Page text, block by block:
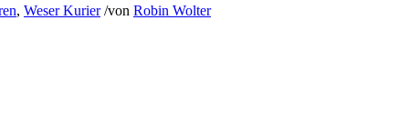
, Weser Kurier /von Robin Wolter